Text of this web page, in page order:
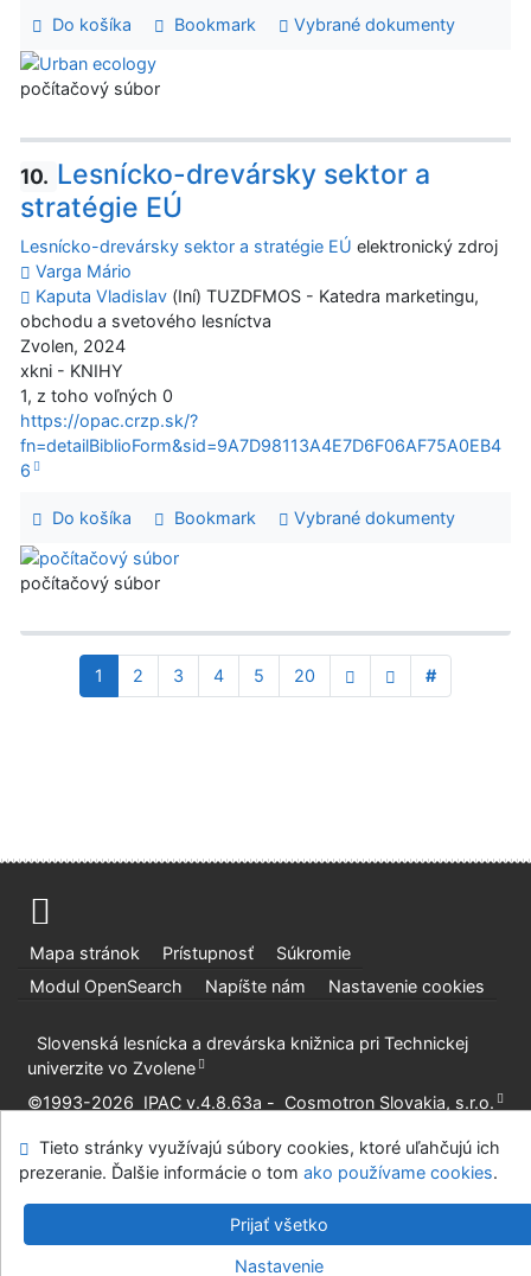
Do košíka Bookmark Vybrané dokumenty
počítačový súbor
10. Lesnícko-drevársky sektor a
stratégie EÚ
Lesnícko-drevársky sektor a stratégie EÚ elektronický zdroj
Varga Mário
Kaputa Vladislav (Iní) TUZDFMOS - Katedra marketingu,
obchodu a svetového lesníctva
Zvolen, 2024
xkni - KNIHY
1, z toho voľných 0
https://opac.crzp.sk/?
fn=detailBiblioForm&sid=9A7D98113A4E7D6F06AF75A0EB4
6
Do košíka Bookmark Vybrané dokumenty
počítačový súbor
1 2 3 4 5 20 #
Mapa stránok Prístupnosť
Súkromie
Modul OpenSearch
Napíšte nám Nastavenie cookies
Slovenská lesnícka a drevárska knižnica pri Technickej
univerzite vo Zvolene
©1993-2026 IPAC v.4.8.63a - Cosmotron Slovakia, s.r.o.
Tieto stránky využívajú súbory cookies, ktoré uľahčujú ich
prezeranie. Ďalšie informácie o tom ako používame cookies.
Prijať všetko
Nastavenie